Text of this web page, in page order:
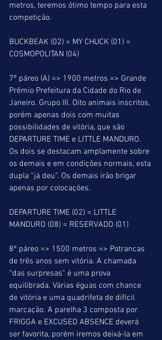
metros, teremos ótimo tempo para esta
competição.
BUCKBEAK (02) = MY CHUCK (01) =
COSMOPOLITAN (04)
7º páreo (A) => 1900 metros => Grande
Prêmio Prefeitura da Cidade do Rio de
Janeiro. Grupo III. Oito animais inscritos,
porém apenas dois com muitas
possibilidades de vitória, que são
DEPARTURE TIME e LITTLE MANDURO.
Os dois se destacam amplamente sobre
os demais e em condições normais, esta
dupla “já deu”. Os demais irão brigar
apenas por colocações.
DEPARTURE TIME (02) = LITTLE
MANDURO (08) = RESERVADO (01)
8º páreo => 1500 metros => Potrancas
de três anos sem vitória. A chamada
“das surpresas” é uma prova
equilibrada. Várias éguas com chance
de vitória e uma quadrifeta de difícil
marcação. A parelha 3 composta por
FRIGGA e EXCUSED ABSENCE deverá
ser favorita, porém iremos deixá-la em